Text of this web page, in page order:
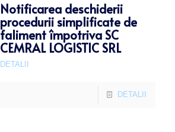
Notificarea deschiderii
procedurii simplificate de
faliment împotriva SC
CEMRAL LOGISTIC SRL
DETALII
DETALII